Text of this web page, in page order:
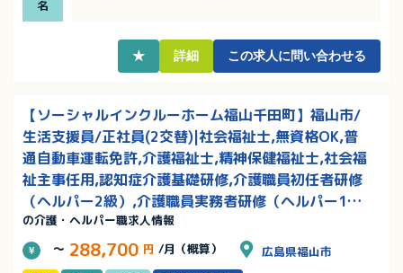
名
★ 詳細 この求人に問い合わせる
【ソーシャルインクルーホーム福山千田町】福山市/
生活支援員/正社員(2交替)|社会福祉士,無資格OK,普
通自動車運転免許,介護福祉士,精神保健福祉士,社会福
祉主事任用,認知症介護基礎研修,介護職員初任者研修
（ヘルパー2級）,介護職員実務者研修（ヘルパー1
級）
の介護・ヘルパー職求人情報
～ 288,700 円 /月（概算） 広島県福山市